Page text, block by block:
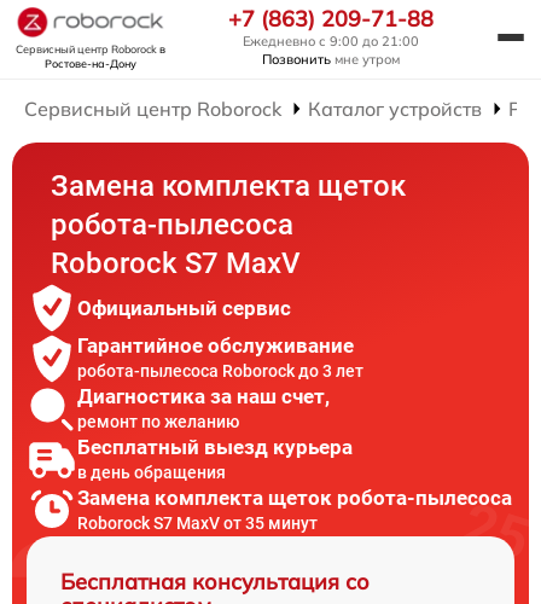
Сервисный центр Roborockв
Ростове-на-Дону
+7 (863) 209-71-88
Ежедневно с 9:00 до 21:00
Позвонить мне утром
Сервисный центр Roborock Каталог устройств
Замена комплекта щеток
робота-пылесоса
Roborock S7 MaxV
Официальный сервис
Гарантийное обслуживание
робота-пылесоса Roborock до 3 лет
Диагностика за наш счет,
ремонт по желанию
Бесплатный выезд курьера
в день обращения
Замена комплекта щеток робота-пылесоса
Roborock S7 MaxV от 35 минут
Бесплатная консультация со